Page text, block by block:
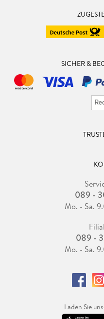
SICHER &
089 -
Mo. - Sa.
089 -
Mo. - Sa.
Laden Sie